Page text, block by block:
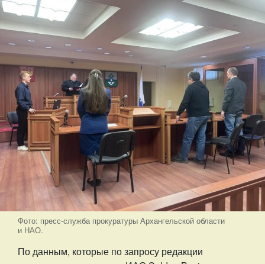
Фото: пресс-служба прокуратуры Архангельской области
и НАО.
По данным, которые по запросу редакции